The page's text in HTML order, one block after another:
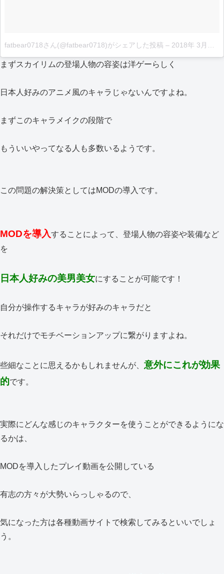
fatbear0718さん(@fatbear0718)がシェアした投稿 – 2018年 3月月29日午前4時36分PDT
まずスカイリムの登場人物の容姿は洋ゲーらしく
日本人好みのアニメ風のキャラじゃないんですよね。
まずこのキャラメイクの段階で
もういいやってなる人も多数いるようです。
この問題の解決策としてはMODの導入です。
MODを導入することによって、登場人物の容姿や装備など
を
日本人好みの美男美女にすることが可能です！
自分が操作するキャラが好みのキャラだと
それだけでモチベーションアップに繋がりますよね。
些細なことに思えるかもしれませんが、 意外にこれが効果
的です。
実際にどんな感じのキャラクターを使うことができるようにな
るかは、
MODを導入したプレイ動画を公開している
有志の方々が大勢いらっしゃるので、
気になった方は各種動画サイトで検索してみるといいでしょ
う。